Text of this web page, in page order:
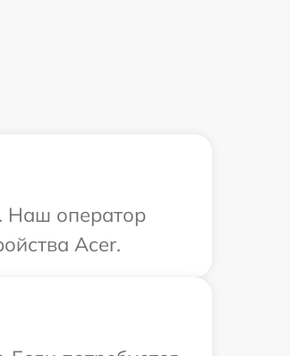
Наш оператор
Acer.